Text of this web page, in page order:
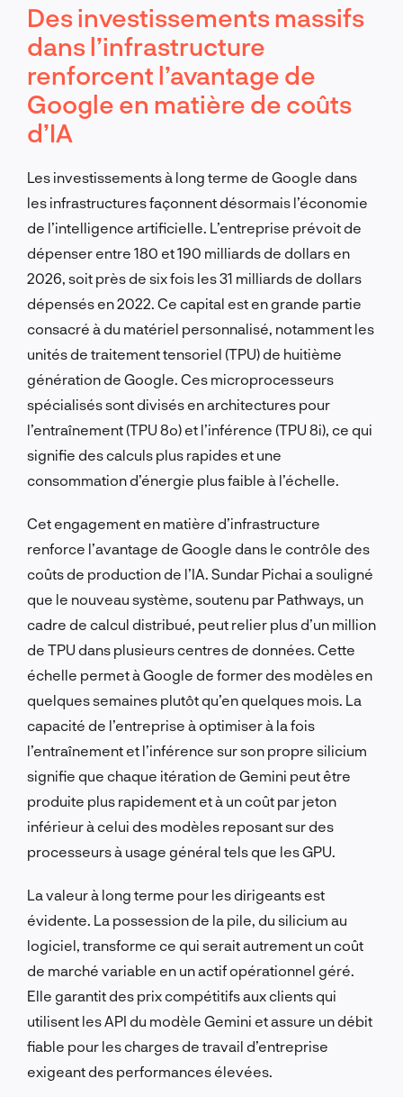
Des investissements massifs
dans l’infrastructure
renforcent l’avantage de
Google en matière de coûts
d’IA
Les investissements à long terme de Google dans
les infrastructures façonnent désormais l’économie
de l’intelligence artificielle. L’entreprise prévoit de
dépenser entre 180 et 190 milliards de dollars en
2026, soit près de six fois les 31 milliards de dollars
dépensés en 2022. Ce capital est en grande partie
consacré à du matériel personnalisé, notamment les
unités de traitement tensoriel (TPU) de huitième
génération de Google. Ces microprocesseurs
spécialisés sont divisés en architectures pour
l’entraînement (TPU 8o) et l’inférence (TPU 8i), ce qui
signifie des calculs plus rapides et une
consommation d’énergie plus faible à l’échelle.
Cet engagement en matière d’infrastructure
renforce l’avantage de Google dans le contrôle des
coûts de production de l’IA. Sundar Pichai a souligné
que le nouveau système, soutenu par Pathways, un
cadre de calcul distribué, peut relier plus d’un million
de TPU dans plusieurs centres de données. Cette
échelle permet à Google de former des modèles en
quelques semaines plutôt qu’en quelques mois. La
capacité de l’entreprise à optimiser à la fois
l’entraînement et l’inférence sur son propre silicium
signifie que chaque itération de Gemini peut être
produite plus rapidement et à un coût par jeton
inférieur à celui des modèles reposant sur des
processeurs à usage général tels que les GPU.
La valeur à long terme pour les dirigeants est
évidente. La possession de la pile, du silicium au
logiciel, transforme ce qui serait autrement un coût
de marché variable en un actif opérationnel géré.
Elle garantit des prix compétitifs aux clients qui
utilisent les API du modèle Gemini et assure un débit
fiable pour les charges de travail d’entreprise
exigeant des performances élevées.